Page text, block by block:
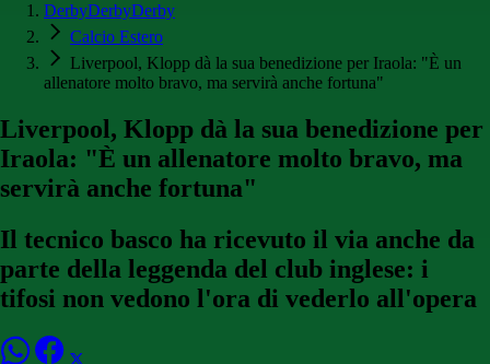
DerbyDerbyDerby
Calcio Estero
Liverpool, Klopp dà la sua benedizione per Iraola: "È un
allenatore molto bravo, ma servirà anche fortuna"
Liverpool, Klopp dà la sua benedizione per
Iraola: "È un allenatore molto bravo, ma
servirà anche fortuna"
Il tecnico basco ha ricevuto il via anche da
parte della leggenda del club inglese: i
tifosi non vedono l'ora di vederlo all'opera